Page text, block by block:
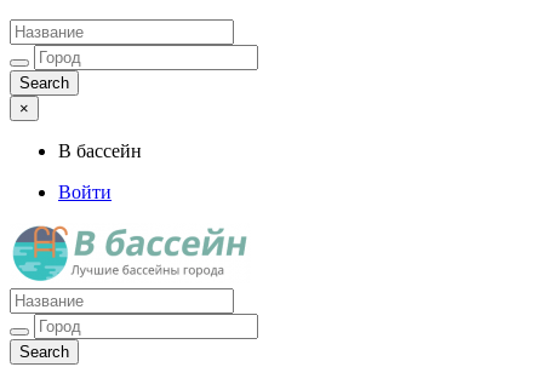
×
В бассейн
Войти
Лучшие бассейны города